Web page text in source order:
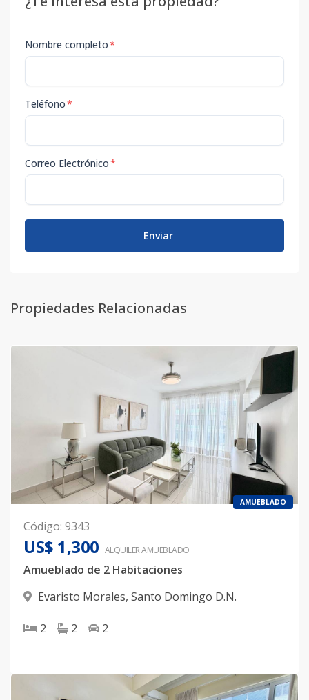
Nombre completo*
Teléfono*
Correo Electrónico*
Enviar
Propiedades Relacionadas
AMUEBLADO
Código: 9343
US$ 1,300 ALQUILERAMUEBLADO
Amueblado de 2 Habitaciones
Evaristo Morales, Santo Domingo D.N.
2 2 2